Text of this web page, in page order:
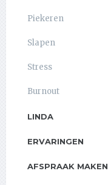
Piekeren
Slapen
Stress
Burnout
LINDA
ERVARINGEN
AFSPRAAK MAKEN